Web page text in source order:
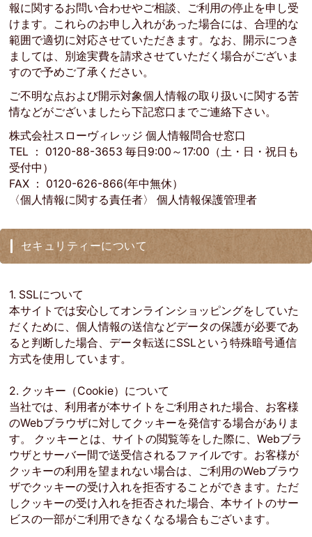
報に関するお問い合わせやご相談、ご利用の停止を申し受
けます。これらのお申し入れがあった場合には、合理的な
範囲で適切に対応させていただきます。なお、開示につき
ましては、別途実費を請求させていただく場合がございま
すので予めご了承ください。
ご不明な点および開示対象個人情報の取り扱いに関する苦
情などがございましたら下記窓口までご連絡下さい。
株式会社スローヴィレッジ 個人情報問合せ窓口
TEL ： 0120-88-3653 毎日9:00～17:00（土・日・祝日も
受付中）
FAX ： 0120-626-866(年中無休）
〈個人情報に関する責任者〉 個人情報保護管理者
セキュリティーについて
1. SSLについて
本サイトでは安心してオンラインショッピングをしていた
だくために、個人情報の送信などデータの保護が必要であ
ると判断した場合、データ転送にSSLという特殊暗号通信
方式を使用しています。
2. クッキー（Cookie）について
当社では、利用者が本サイトをご利用された場合、お客様
のWebブラウザに対してクッキーを発信する場合がありま
す。 クッキーとは、サイトの閲覧等をした際に、Webブラ
ウザとサーバー間で送受信されるファイルです。お客様が
クッキーの利用を望まれない場合は、ご利用のWebブラウ
ザでクッキーの受け入れを拒否することができます。ただ
しクッキーの受け入れを拒否された場合、本サイトのサー
ビスの一部がご利用できなくなる場合もございます。